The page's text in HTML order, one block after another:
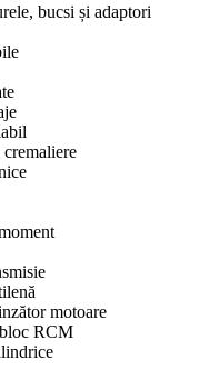
bucsi și adaptori
motoare
RCM